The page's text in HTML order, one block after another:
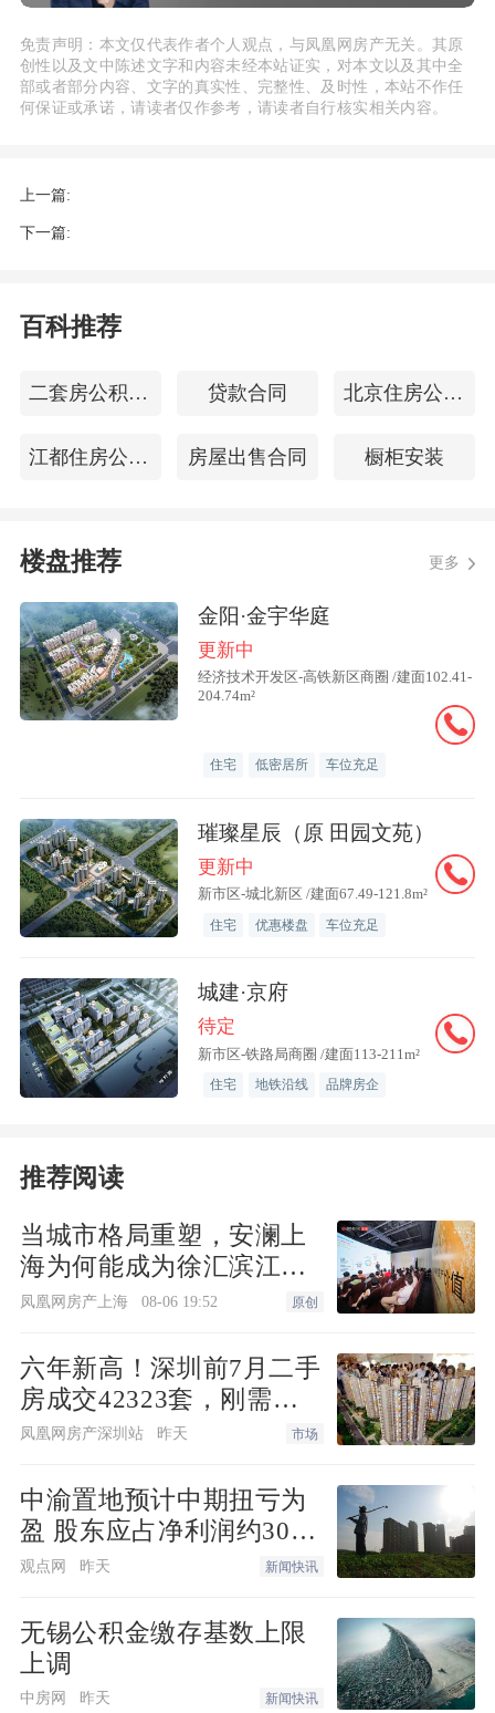
堵点
在更好满足住房消费需求方面，《行动方
案》除了涉及城中村改造、专项债收购存
措施是住房公积金政策的优化，其中首次
明确提出“适时降低住房公积金贷款利
调整过程，自2019年商贷利率换‘锚’成5年
5年期以上LPR已累计调降125个基点，其
低，而5年期以上公积金贷款利率自2019
年以来仅调降2次共40个基点。”中指研究
院政策研究总监陈文静告诉记者，年内适
时降低公积金贷款利率，将进一步降低购
房者置业成本，而公积金贷款利率下调，
也有望为商贷利率的下调释放一定空间。
个人住房新发放贷款（本外币）加权平均
利率约3.1%，比上年同期低约70个基点。
而当前5年以上住房公积金贷款利率为首
套2.85%、二套3.325%。去年底有部分城
出现商贷与公积金贷款利率“倒挂”现象，
不久后商贷利率便上调至不低于公积金贷
款利率。
来，商贷利率持续下行，但公积金贷款利
公积金贷款利率已成为后续商贷利率下行
的堵点。《行动方案》强调“适时降低住
房公积金贷款利率”，后续商贷利率也将
有更大下降空间，这将推动租金回报率与
商贷利率息差收窄，房产配置性价比提
升，居民购房积极性也会持续提升。
“今年《政府工作报告》提出适时降准降
息，未来公积金贷款和商业贷款利率的利
差也将越来越小。在此背景下，《行动方
面是响应《政府工作报告》，另外一方面
也是为商业房贷利率下调留有空间。”上
海易居房地产研究院院长丁祖昱说。
免责声明：本文仅代表作者个人观点，与凤凰网房产无关。其原
创性以及文中陈述文字和内容未经本站证实，对本文以及其中全
部或者部分内容、文字的真实性、完整性、及时性，本站不作任
何保证或承诺，请读者仅作参考，请读者自行核实相关内容。
上一篇:
下一篇:
百科推荐
二套房公积金贷款首付比例 贷款合同 北京住房公积金查询
江都住房公积金查询 房屋出售合同 橱柜安装
楼盘推荐 更多
金阳·金宇华庭
更新中
经济技术开发区-高铁新区商圈 /建面102.41-
204.74m²
住宅 低密居所 车位充足
璀璨星辰（原 田园文苑）
更新中
新市区-城北新区 /建面67.49-121.8m²
住宅 优惠楼盘 车位充足
城建·京府
待定
新市区-铁路局商圈 /建面113-211m²
住宅 地铁沿线 品牌房企
推荐阅读
当城市格局重塑，安澜上
海为何能成为徐汇滨江承
接“新质生产力”的人居锚
凤凰网房产上海 08-06 19:52 原创
六年新高！深圳前7月二手
房成交42323套，刚需刚
改撑起"量的回归"
凤凰网房产深圳站 昨天 市场
中渝置地预计中期扭亏为
盈 股东应占净利润约3000
万港元
观点网 昨天 新闻快讯
无锡公积金缴存基数上限
上调
中房网 昨天 新闻快讯